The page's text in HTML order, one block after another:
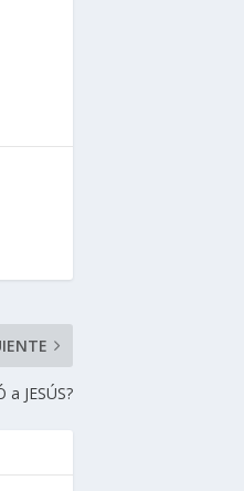
a JESÚS?